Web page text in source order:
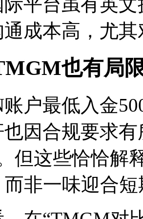
成本高，尤
也有局
账户最低入金
也因合规要求
但这些恰恰解
非一味迎合